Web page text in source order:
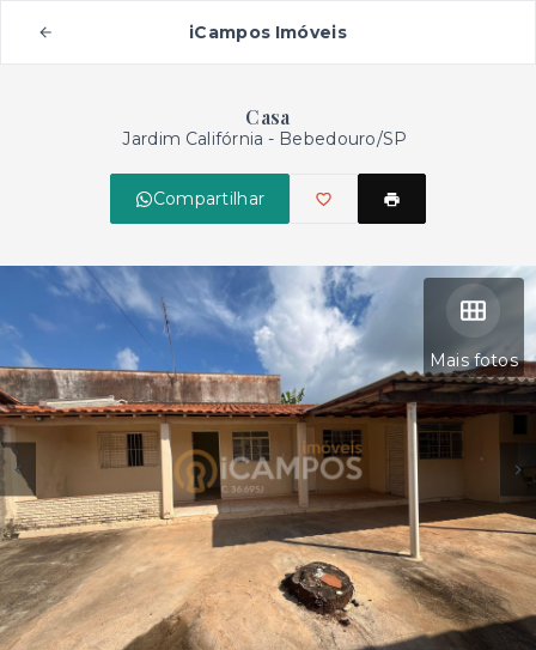
iCampos Imóveis
Casa
Jardim Califórnia - Bebedouro/SP
Compartilhar
Mais fotos